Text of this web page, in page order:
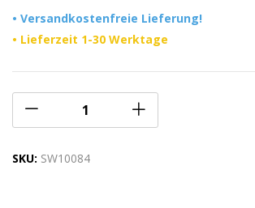
• Versandkostenfreie Lieferung!
• Lieferzeit 1-30 Werktage
SKU: SW10084